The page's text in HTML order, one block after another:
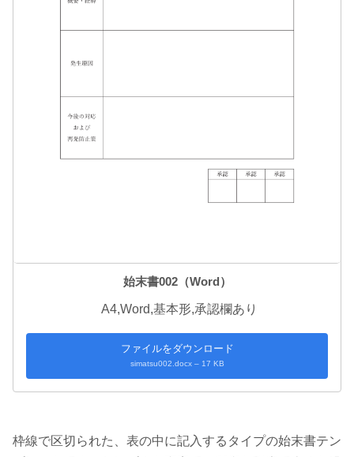
始末書002（Word）
A4,Word,基本形,承認欄あり
ファイルをダウンロード
simatsu002.docx – 17 KB
枠線で区切られた、表の中に記入するタイプの始末書テン